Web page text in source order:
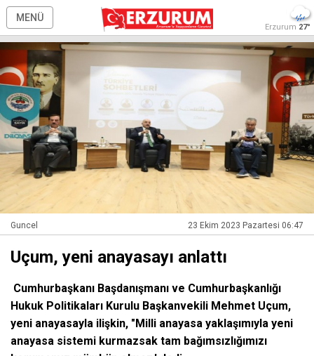
MENÜ
Erzurum 27°
Guncel 23 Ekim 2023 Pazartesi 06:47
Uçum, yeni anayasayı anlattı
Cumhurbaşkanı Başdanışmanı ve Cumhurbaşkanlığı
Hukuk Politikaları Kurulu Başkanvekili Mehmet Uçum,
yeni anayasayla ilişkin, "Milli anayasa yaklaşımıyla yeni
anayasa sistemi kurmazsak tam bağımsızlığımızı